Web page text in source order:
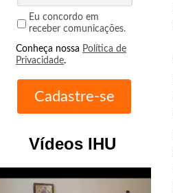
Eu concordo em
receber comunicações.
Conheça nossa Política de
Privacidade.
Vídeos IHU